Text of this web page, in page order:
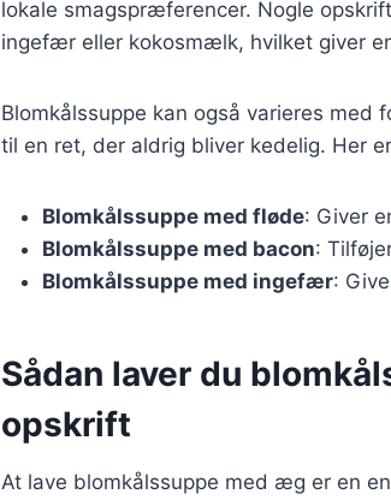
lokale smagspræferencer. Nogle
ingefær eller kokosmælk, hvilket giver
Blomkålssuppe kan også varieres med
til en ret, der aldrig bliver kedelig. Her
Blomkålssuppe med fløde: Giver
Blomkålssuppe med bacon:
Blomkålssuppe med ingefær:
Sådan laver du
opskrift
At lave blomkålssuppe med æg er en